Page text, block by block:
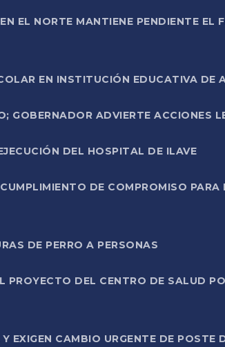
EL NORTE MANTIENE PENDIENTE EL
EN INSTITUCIÓN EDUCATIVA DE
ADVIERTE ACCIONES
DEL HOSPITAL DE ILAVE
DE COMPROMISO
DE PERRO A PERSONAS
DEL CENTRO DE SALUD
EXIGEN CAMBIO URGENTE DE POSTE